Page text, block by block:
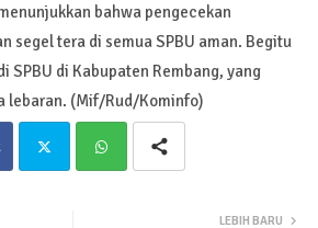
bahwa pengecekan
segel tera di semua SPBU aman. Begitu
SPBU di Kabupaten Rembang, yang
lebaran. (Mif/Rud/Kominfo)
LEBIH BARU